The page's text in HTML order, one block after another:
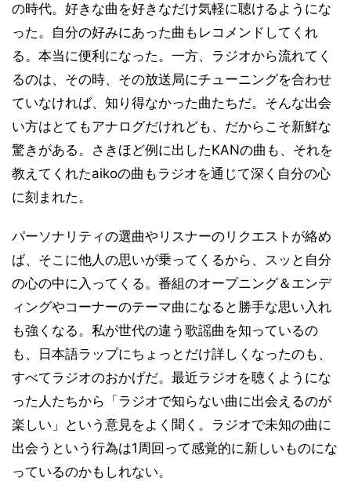
の時代。好きな曲を好きなだけ気軽に聴けるようにな
った。自分の好みにあった曲もレコメンドしてくれ
る。本当に便利になった。一方、ラジオから流れてく
るのは、その時、その放送局にチューニングを合わせ
ていなければ、知り得なかった曲たちだ。そんな出会
い方はとてもアナログだけれども、だからこそ新鮮な
驚きがある。さきほど例に出したKANの曲も、それを
教えてくれたaikoの曲もラジオを通じて深く自分の心
に刻まれた。
パーソナリティの選曲やリスナーのリクエストが絡め
ば、そこに他人の思いが乗ってくるから、スッと自分
の心の中に入ってくる。番組のオープニング＆エンデ
ィングやコーナーのテーマ曲になると勝手な思い入れ
も強くなる。私が世代の違う歌謡曲を知っているの
も、日本語ラップにちょっとだけ詳しくなったのも、
すべてラジオのおかげだ。最近ラジオを聴くようにな
った人たちから「ラジオで知らない曲に出会えるのが
楽しい」という意見をよく聞く。ラジオで未知の曲に
出会うという行為は1周回って感覚的に新しいものにな
っているのかもしれない。